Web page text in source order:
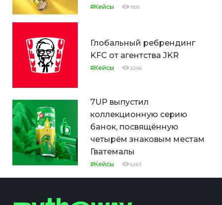
#Кейсы 1105
Глобальный ребрендинг
KFC от агентства JKR
#Кейсы 2206
7UP выпустил
коллекционную серию
банок, посвящённую
четырём знаковым местам
Гватемалы
#Кейсы 6267